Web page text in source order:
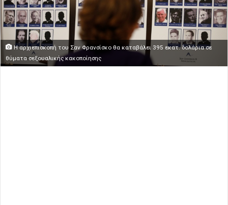
Η αρχιεπισκοπή του Σαν Φρανσίσκο θα καταβάλει 395 εκατ. δολάρια σε
θύματα σεξουαλικής κακοποίησης